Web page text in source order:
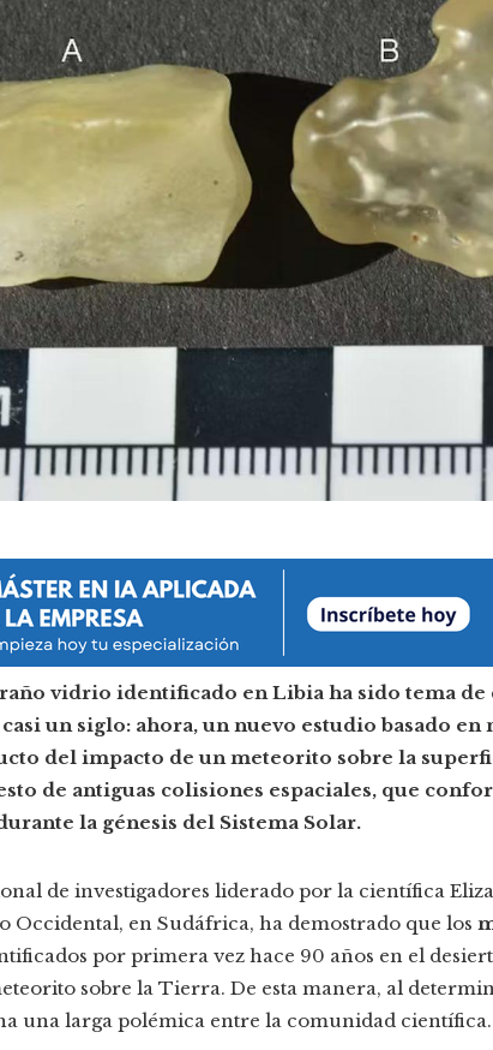
vidrio identificado en Libia ha sido tema de
un siglo: ahora, un nuevo estudio basado en
del impacto de un meteorito sobre la
de antiguas colisiones espaciales, que
la génesis del Sistema Solar.
de investigadores liderado por la científica
Occidental, en Sudáfrica, ha demostrado que los
por primera vez hace 90 años en el
sobre la Tierra. De esta manera, al
una larga polémica entre la comunidad científica.